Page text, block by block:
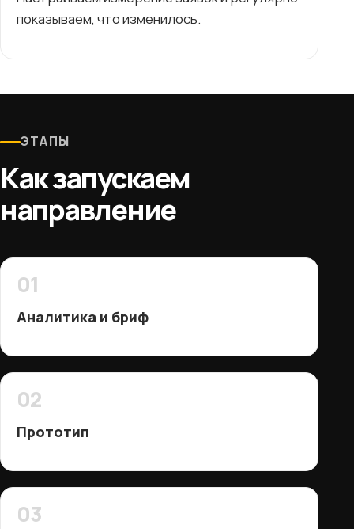
показываем, что изменилось.
ЭТАПЫ
Как запускаем
направление
01
Аналитика и бриф
02
Прототип
03